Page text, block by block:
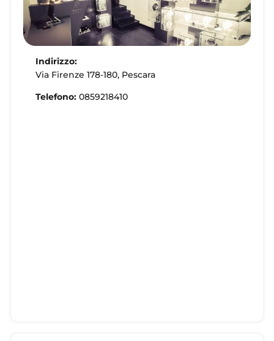
Indirizzo:
Via Firenze 178-180, Pescara
Telefono: 0859218410